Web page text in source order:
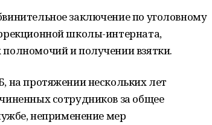
заключение по уголовному
школы-интерната,
и получении взятки.
протяжении нескольких лет
сотрудников за общее
неприменение мер